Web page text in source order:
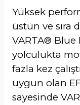
Yüksek
üstün ve sıra
VARTA® Blue
yolculukta
fazla kez
uygun olan
sayesinde